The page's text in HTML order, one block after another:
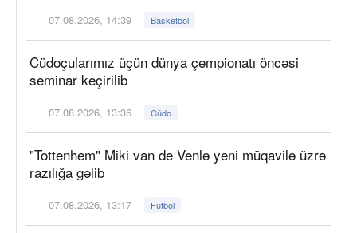
07.08.2026, 14:39 Basketbol
Cüdoçularımız üçün dünya çempionatı öncəsi
seminar keçirilib
07.08.2026, 13:36 Cüdo
"Tottenhem" Miki van de Venlə yeni müqavilə üzrə
razılığa gəlib
07.08.2026, 13:17 Futbol